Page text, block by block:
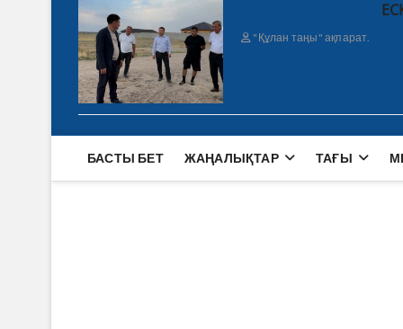
"Құлан таңы" ақпарат.
БАСТЫ БЕТ ЖАҢАЛЫҚТАР ТАҒЫ